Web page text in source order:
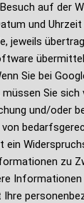
auf der
und
jeweils
Sie bei
müssen Sie
und/oder
von
ein
zu
Informationen